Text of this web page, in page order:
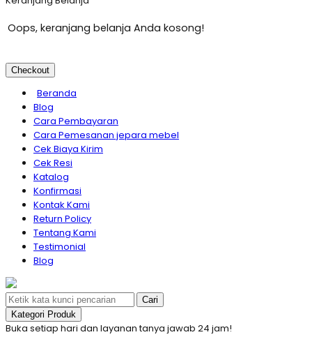
Oops, keranjang belanja Anda kosong!
Checkout
Beranda
Blog
Cara Pembayaran
Cara Pemesanan jepara mebel
Cek Biaya Kirim
Cek Resi
Katalog
Konfirmasi
Kontak Kami
Return Policy
Tentang Kami
Testimonial
Blog
Cari
Kategori Produk
Buka setiap hari dan layanan tanya jawab 24 jam!